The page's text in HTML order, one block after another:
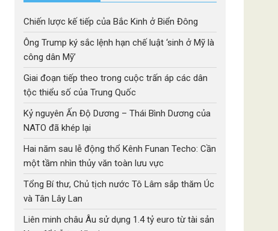
Chiến lược kế tiếp của Bắc Kinh ở Biển Đông
Ông Trump ký sắc lệnh hạn chế luật ‘sinh ở Mỹ là
công dân Mỹ’
Giai đoạn tiếp theo trong cuộc trấn áp các dân
tộc thiểu số của Trung Quốc
Kỷ nguyên Ấn Độ Dương – Thái Bình Dương của
NATO đã khép lại
Hai năm sau lễ động thổ Kênh Funan Techo: Cần
một tầm nhìn thủy văn toàn lưu vực
Tổng Bí thư, Chủ tịch nước Tô Lâm sắp thăm Úc
và Tân Lây Lan
Liên minh châu Âu sử dụng 1.4 tỷ euro từ tài sản